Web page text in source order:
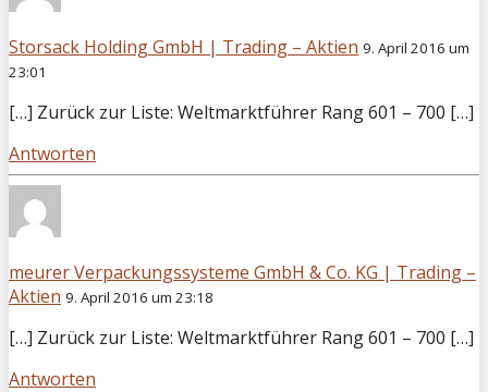
Storsack Holding GmbH | Trading – Aktien 9. April 2016 um
23:01
[…] Zurück zur Liste: Weltmarktführer Rang 601 – 700 […]
Antworten
meurer Verpackungssysteme GmbH & Co. KG | Trading –
Aktien 9. April 2016 um 23:18
[…] Zurück zur Liste: Weltmarktführer Rang 601 – 700 […]
Antworten